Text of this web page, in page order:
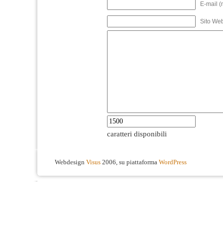
E-mail
Sito
caratteri disponibili
Webdesign Visus 2006, su piattaforma WordPress